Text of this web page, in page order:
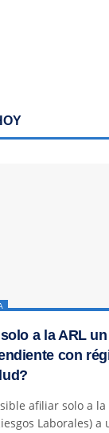
a la ARL un
con
afiliar solo a la
Laborales) a